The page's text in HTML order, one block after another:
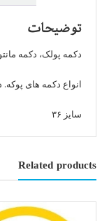
توضیحات
دکمه پولک، دکمه
انواع دکمه های
سایز ۳۶
Related products